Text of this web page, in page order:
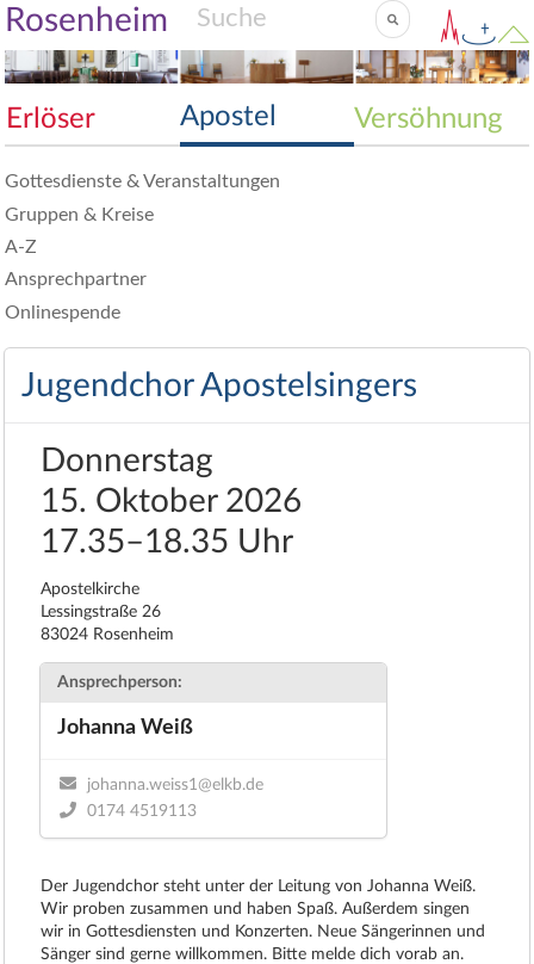
Rosenheim
Erlöser Apostel Versöhnung
Gottesdienste & Veranstaltungen
Gruppen & Kreise
A-Z
Ansprechpartner
Onlinespende
Jugendchor Apostelsingers
Donnerstag
15. Oktober 2026
17.35–18.35 Uhr
Apostelkirche
Lessingstraße 26
83024 Rosenheim
Ansprechperson:
Johanna Weiß
johanna.weiss1@elkb.de
0174 4519113
Der Jugendchor steht unter der Leitung von Johanna Weiß.
Wir proben zusammen und haben Spaß. Außerdem singen
wir in Gottesdiensten und Konzerten. Neue Sängerinnen und
Sänger sind gerne willkommen. Bitte melde dich vorab an.